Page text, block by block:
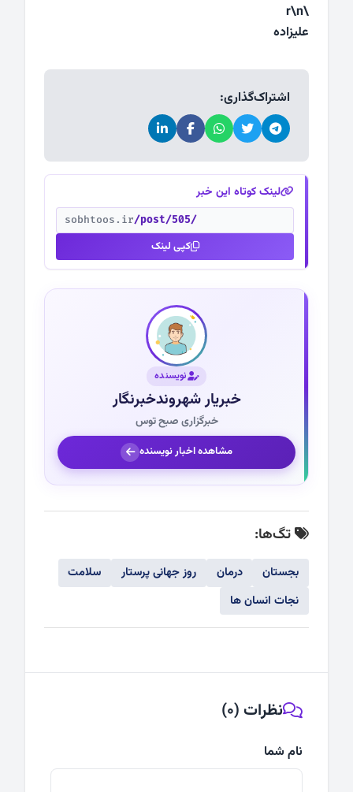
\r\n
علیزاده
اشتراک‌گذاری:
لینک کوتاه این خبر
sobhtoos.ir/post/505/
کپی لینک
نویسنده
خبریار شهروندخبرنگار
خبرگزاری صبح توس
مشاهده اخبار نویسنده
تگ‌ها:
بجستان درمان روز جهانی پرستار
سلامت
نجات انسان ها
نظرات (0)
نام شما